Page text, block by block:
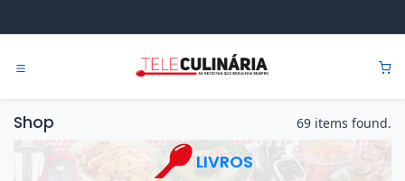
Shop 69 items found.
LIVROS